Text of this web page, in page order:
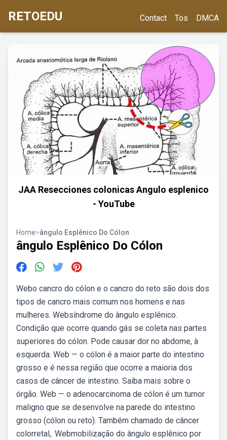
RETOEDU Contact Tos DMCA
JAA Resecciones colonicas Angulo esplenico
- YouTube
Home>ângulo Esplênico Do Cólon
ângulo Esplênico Do Cólon
Webo cancro do cólon e o cancro do reto são dois dos
tipos de cancro mais comum nos homens e nas
mulheres. Websíndrome do ângulo esplênico.
Condição que ocorre quando gás se coleta nas partes
superiores do cólon. Pode causar dor no abdome, à
esquerda. Web — o cólon é a maior parte do intestino
grosso e é nessa região que ocorre a maioria dos
casos de câncer de intestino. Saiba mais sobre o
órgão. Web — o adenocarcinoma de cólon é um tumor
maligno que se desenvolve na parede do intestino
grosso (cólon ou reto). Também chamado de câncer
colorretal,. Webmobilização do ângulo esplênico por